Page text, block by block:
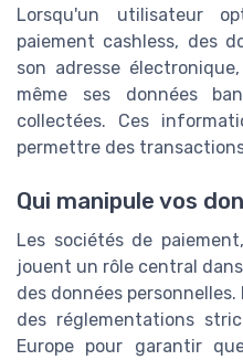
Lorsqu'un utilisateur
paiement cashless, des
son adresse
même ses données
collectées. Ces
permettre des
Qui manipule vos
Les sociétés de
jouent un rôle central
des données
des réglementations
Europe pour garantir